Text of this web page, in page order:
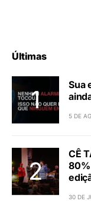
Últimas
Sua
5 DE
CÊ
30 DE